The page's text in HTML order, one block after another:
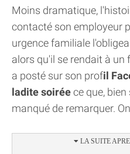
Moins dramatique,
contacté son employeur
urgence familiale
alors qu'il se rendait à un
a posté sur son profil
ladite soiréece que,
manqué de remarquer.